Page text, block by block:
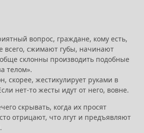
вопрос, граждане, кому есть,
всего, сжимают губы, начинают
склонны производить подобные
телом».
скорее, жестикулирует руками в
нет-то жесты идут от него, вовне.
скрывать, когда их просят
отрицают, что лгут и предъявляют